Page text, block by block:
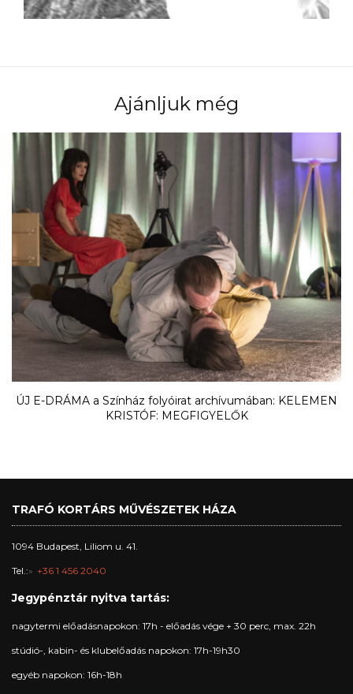
Ajánljuk még
ÚJ E-DRÁMA a Színház folyóirat archívumában: KELEMEN
KRISTÓF: MEGFIGYELŐK
TRAFÓ KORTÁRS MŰVÉSZETEK HÁZA
1094 Budapest, Liliom u. 41.
Tel.: +36 1 456 2040
Jegypénztár nyitva tartás:
nagytermi előadásnapokon: 17h - előadás vége + 30 perc, max. 22h
stúdió-, kabin- és klubelőadás napokon: 17h-19h30
egyéb napokon: 16h-18h